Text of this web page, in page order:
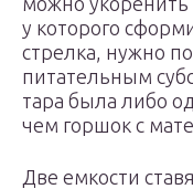
у которого
стрелка, нужно
питательным
тара была либо
чем горшок с
Две емкости